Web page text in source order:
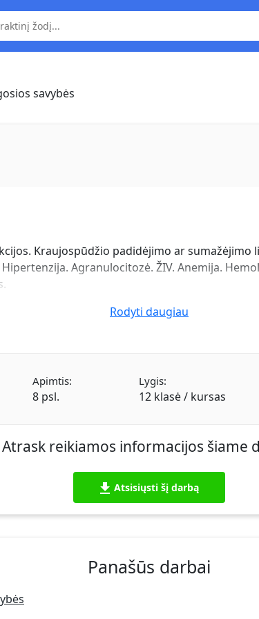
savybės
Kraujospūdžio padidėjimo ar sumažėjimo
Agranulocitozė. ŽIV. Anemija.
Rodyti daugiau
Apimtis:
8 psl.
Lygis:
12 klasė / kursas
Atrask reikiamos informacijos šiame
Atsisiųsti šį darbą
Panašūs darbai